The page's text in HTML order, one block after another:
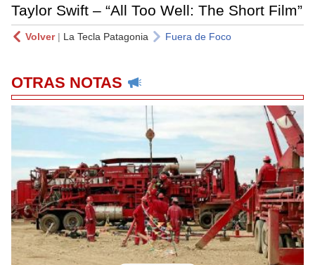
Taylor Swift – “All Too Well: The Short Film”
Volver| La Tecla Patagonia Fuera de Foco
OTRAS NOTAS